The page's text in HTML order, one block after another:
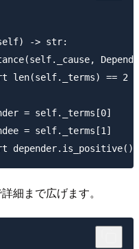
-> str:
len(self._terms) == 2
= self._terms[0]
= self._terms[1]
細まで広げます。